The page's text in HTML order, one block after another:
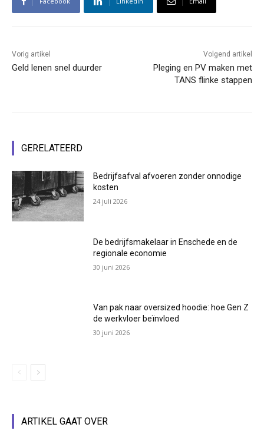
Vorig artikel
Geld lenen snel duurder
Volgend artikel
Pleging en PV maken met
TANS flinke stappen
GERELATEERD
Bedrijfsafval afvoeren zonder onnodige
kosten
24 juli 2026
De bedrijfsmakelaar in Enschede en de
regionale economie
30 juni 2026
Van pak naar oversized hoodie: hoe Gen Z
de werkvloer beïnvloed
30 juni 2026
ARTIKEL GAAT OVER